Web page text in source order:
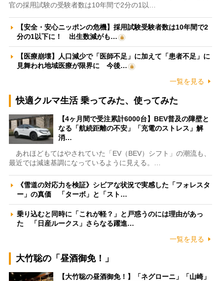
官の採用試験の受験者数は10年間で2分の1以…
【安全・安心ニッポンの危機】採用試験受験者数は10年間で2
分の1以下に！ 出生数減がも…
【医療崩壊】人口減少で「医師不足」に加えて「患者不足」に
見舞われ地域医療が限界に 今後…
一覧を見る
快適クルマ生活 乗ってみた、使ってみた
【4ヶ月間で受注累計6000台】BEV普及の障壁と
なる「航続距離の不安」「充電のストレス」解
消…
あれほどもてはやされていた「EV（BEV）シフト」の潮流も、
最近では減速基調になっているように見える。…
《雪道の対応力を検証》シビアな状況で実感した「フォレスタ
ー」の真価 「ターボ」と「スト…
乗り込むと同時に「これが軽？」と戸惑うのには理由があっ
た 「日産ルークス」さらなる躍進…
一覧を見る
大竹聡の「昼酒御免！」
【大竹聡の昼酒御免！】「ネグローニ」「山崎」